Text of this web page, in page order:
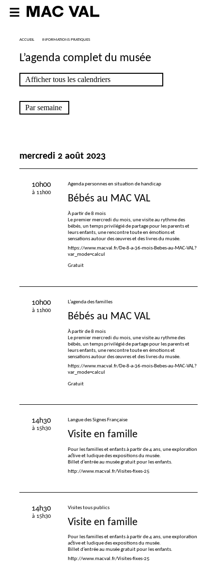
ACCUEIL INFORMATIONS PRATIQUES
L’agenda complet du musée
mercredi 2 août 2023
10h00
à 11h00
Agenda personnes en situation de handicap
Bébés au MAC VAL
À partir de 8 mois
Le premier mercredi du mois, une visite au rythme des
bébés, un temps privilégié de partage pour les parents et
leurs enfants, une rencontre toute en émotions et
sensations autour des œuvres et des livres du musée.
https://www.macval.fr/De-8-a-36-mois-Bebes-au-MAC-VAL?
var_mode=calcul
Gratuit
10h00
à 11h00
L’agenda des familles
Bébés au MAC VAL
À partir de 8 mois
Le premier mercredi du mois, une visite au rythme des
bébés, un temps privilégié de partage pour les parents et
leurs enfants, une rencontre toute en émotions et
sensations autour des œuvres et des livres du musée.
https://www.macval.fr/De-8-a-36-mois-Bebes-au-MAC-VAL?
var_mode=calcul
Gratuit
14h30
à 15h30
Langue des Signes Française
Visite en famille
Pour les familles et enfants à partir de 4 ans, une exploration
active et ludique des expositions du musée.
Billet d’entrée au musée gratuit pour les enfants.
http://www.macval.fr/Visites-fixes-25
14h30
à 15h30
Visites tous publics
Visite en famille
Pour les familles et enfants à partir de 4 ans, une exploration
active et ludique des expositions du musée.
Billet d’entrée au musée gratuit pour les enfants.
http://www.macval.fr/Visites-fixes-25